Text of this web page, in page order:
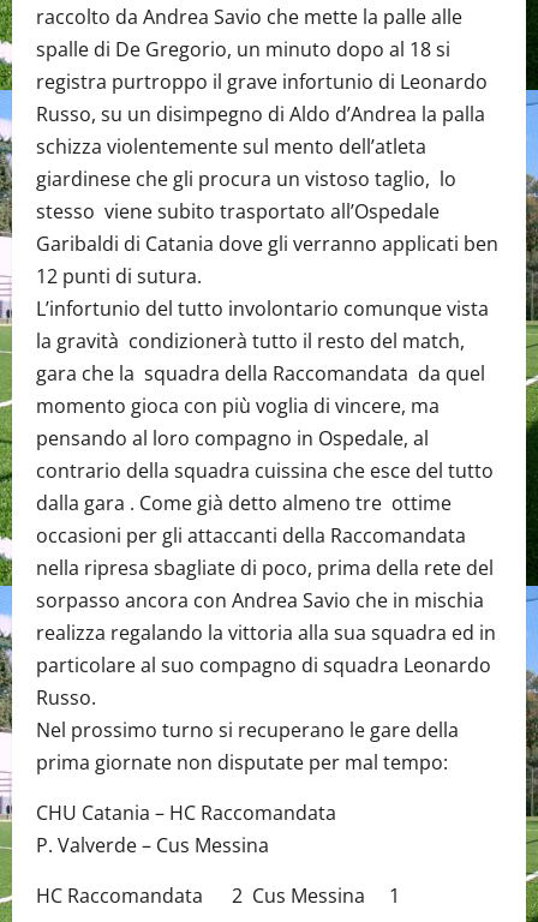
raccolto da Andrea Savio che mette la palle alle
spalle di De Gregorio, un minuto dopo al 18 si
registra purtroppo il grave infortunio di Leonardo
Russo, su un disimpegno di Aldo d’Andrea la palla
schizza violentemente sul mento dell’atleta
giardinese che gli procura un vistoso taglio, lo
stesso viene subito trasportato all’Ospedale
Garibaldi di Catania dove gli verranno applicati ben
12 punti di sutura.
L’infortunio del tutto involontario comunque vista
la gravità condizionerà tutto il resto del match,
gara che la squadra della Raccomandata da quel
momento gioca con più voglia di vincere, ma
pensando al loro compagno in Ospedale, al
contrario della squadra cuissina che esce del tutto
dalla gara . Come già detto almeno tre ottime
occasioni per gli attaccanti della Raccomandata
nella ripresa sbagliate di poco, prima della rete del
sorpasso ancora con Andrea Savio che in mischia
realizza regalando la vittoria alla sua squadra ed in
particolare al suo compagno di squadra Leonardo
Russo.
Nel prossimo turno si recuperano le gare della
prima giornate non disputate per mal tempo:
CHU Catania – HC Raccomandata
P. Valverde – Cus Messina
HC Raccomandata 2 Cus Messina 1